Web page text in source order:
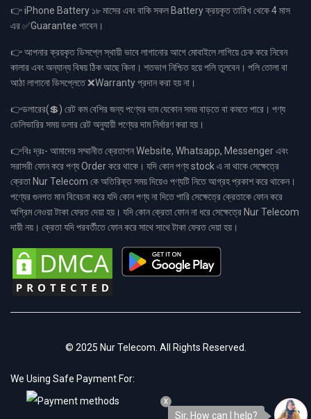
👉 iPhone Battery ১৮ মাসের এবং বাকি সকল Battery ক্রয়কৃত তারিখ থেকে 4 মাস
এর ✅Guarantee পাবেন।
👉 আপনার ক্রয়কৃত ডিসপ্লে স্থায়ী ভাবে লাগানোর আগে মোবাইলে লাগিয়ে চেক করে নিবেন
কালার এবং অন্যান্য বিষয় ঠিক আছে কিনা। শতভাগ নিশ্চিত হয়ে পলি তুলবেন। পলি তোলা বা
আঠা লাগানো ডিসপ্লেতে ❌Warranty প্রদান করা হয় না।
👉ডলারের(💲) রেট কম বেশির জন্য পণ্যের দাম যেকোন সময় বাড়তে বা কমতে পারে। পণ্য
ডেলিভারির সময় ডলার রেট অনুযায়ী পণ্যের দাম নির্ধারণ করা হয়।
👉বিঃ দ্রঃ- আমাদের সম্মানীত ক্রেতাগন Website, Whatsapp, Messenger এবং
সরাসরী ফোন করে পণ্য Order করে থাকে। যদি কোন পণ্য stock এ না থাকে সেক্ষেত্রে
ক্রেতা Nur Telecom কে অতিরিক্ত সময় দিয়েও পণ্যটি নিতে আগ্রহ প্রকাশ করে থাকেন।
পণ্যের গুনগত মান বিবেচনা করে যদি কোন পণ্য না দিতে পারি সেক্ষেত্রে ক্রেতাকে ফোন করে
অগ্রিম নেওয়া টাকা ফেরত দেয়া হয়। যদি কোন ক্রেতা ফোন না ধরে সেক্ষেত্রে Nur Telecom
দায়ী নয়। ক্রেতা যদি পরবর্তীতে ফোন করে সাথে সাথে টাকা ফেরত দেয়া হয়।
© 2025 Nur Telecom. All Rights Reserved.
We Using Safe Payment For:
Sir, How can I help?
x